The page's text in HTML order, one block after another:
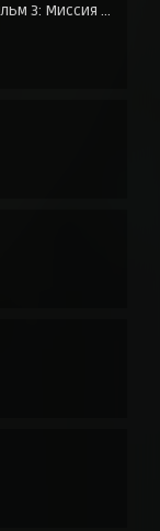
Моя геройская академия. Фильм 3: Миссия мировых героев